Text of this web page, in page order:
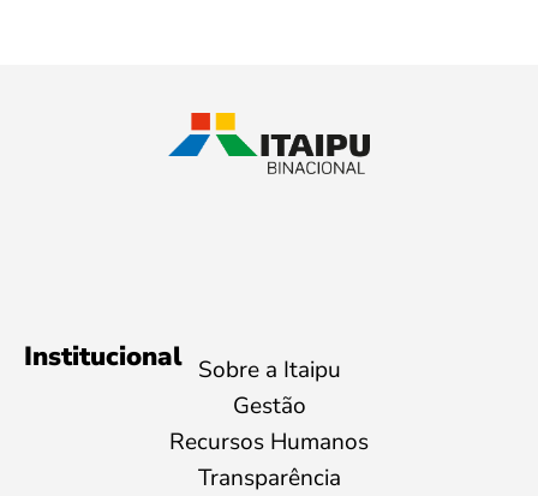
Institucional Sobre a Itaipu
Gestão
Recursos Humanos
Transparência